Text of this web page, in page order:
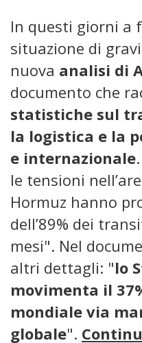
In questi giorni a
situazione di
nuova analisi di
documento che
statistiche sul
la logistica e la
e internazionale
le tensioni
Hormuz hanno
dell’89% dei
mesi". Nel
altri dettagli: "lo
movimenta il
mondiale via
globale".